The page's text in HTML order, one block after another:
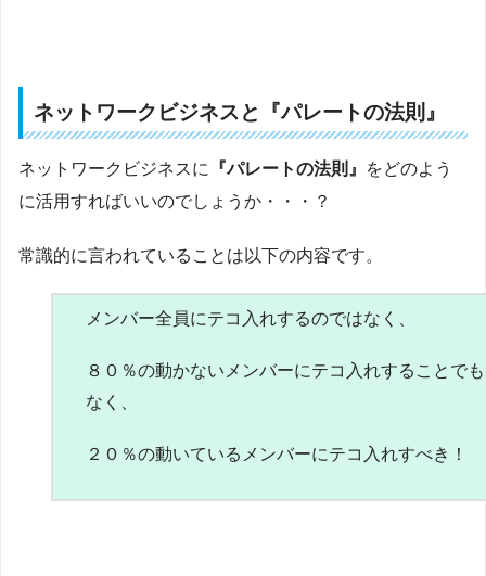
ネットワークビジネスと『パレートの法則』
ネットワークビジネスに 『パレートの法則』
をどのよう
に活用すればいいのでしょうか・・・？
常識的に言われていることは以下の内容です。
メンバー全員にテコ入れするのではなく、
８０％の動かないメンバーにテコ入れすることでも
なく、
２０％の動いているメンバーにテコ入れすべき！